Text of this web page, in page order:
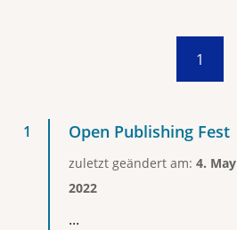
1
Open Publishing Fest
zuletzt geändert am: 4. May
2022
...